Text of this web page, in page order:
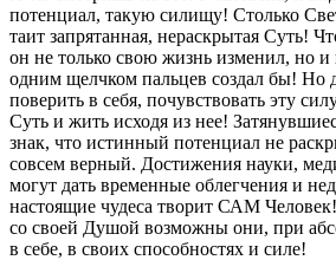
потенциал, такую силищу! Столько
таит запрятанная, нераскрытая Суть!
он не только свою жизнь изменил, но и
одним щелчком пальцев создал бы! Но
поверить в себя, почувствовать эту
Суть и жить исходя из нее!
знак, что истинный потенциал не
совсем верный. Достижения науки,
могут дать временные облегчения и
настоящие чудеса творит САМ
со своей Душой возможны они, при
в себе, в своих способностях и силе!